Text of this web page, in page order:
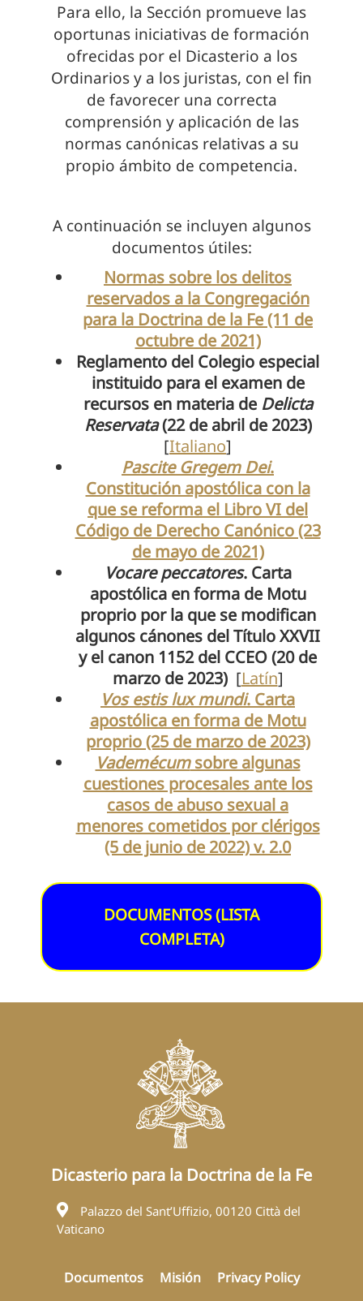
Para ello, la Sección promueve las
oportunas iniciativas de formación
ofrecidas por el Dicasterio a los
Ordinarios y a los juristas, con el fin
de favorecer una correcta
comprensión y aplicación de las
normas canónicas relativas a su
propio ámbito de competencia.
A continuación se incluyen algunos
documentos útiles:
Normas sobre los delitos
reservados a la Congregación
para la Doctrina de la Fe (11 de
octubre de 2021)
Reglamento del Colegio especial
instituido para el examen de
recursos en materia de Delicta
Reservata(22 de abril de 2023)
[Italiano]
Pascite Gregem Dei.
Constitución apostólica con la
que se reforma el Libro VI del
Código de Derecho Canónico (23
de mayo de 2021)
Vocare peccatores. Carta
apostólica en forma de Motu
proprio por la que se modifican
algunos cánones del Título XXVII
y el canon 1152 del CCEO (20 de
marzo de 2023) [Latín]
Vos estis lux mundi. Carta
apostólica en forma de Motu
proprio (25 de marzo de 2023)
Vademécumsobre algunas
cuestiones procesales ante los
casos de abuso sexual a
menores cometidos por clérigos
(5 de junio de 2022) v. 2.0
DOCUMENTOS (LISTA
COMPLETA)
Dicasterio para la Doctrina de la Fe
Palazzo del Sant’Uffizio, 00120 Città del
Vaticano
Documentos Misión
Privacy Policy